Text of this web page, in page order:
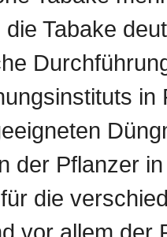
Tabake
der Pflanzer
die